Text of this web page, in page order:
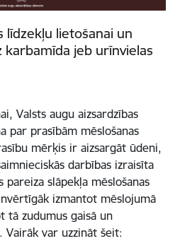
līdzekļu lietošanai un
karbamīda jeb urīnvielas
Valsts augu aizsardzības
par prasībām mēslošanas
mērķis ir aizsargāt ūdeni,
darbības izraisīta
pareiza slāpekļa mēslošanas
izmantot mēslojumā
tā zudumus gaisā un
Vairāk var uzzināt šeit: